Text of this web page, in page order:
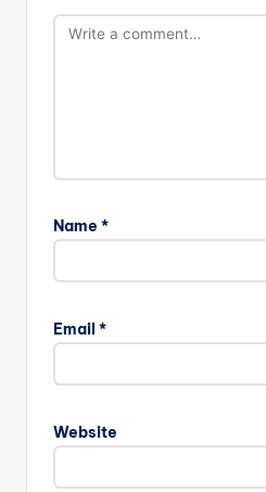
Name *
Email *
Website